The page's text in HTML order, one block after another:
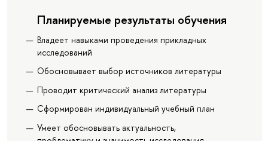
Планируемые результаты обучения
Владеет навыками проведения прикладных
исследований
Обосновывает выбор источников литературы
Проводит критический анализ литературы
Сформирован индивидуальный учебный план
Умеет обосновывать актуальность,